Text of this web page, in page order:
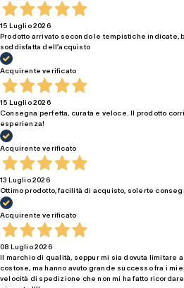
15 Luglio 2026
Prodotto arrivato secondo le tempistiche indicate,
soddisfatta dell’acquisto
Acquirente verificato
15 Luglio 2026
Consegna perfetta, curata e veloce. Il prodotto
esperienza!
Acquirente verificato
13 Luglio 2026
Ottimo prodotto, facilità di acquisto, solerte
Acquirente verificato
08 Luglio 2026
Il marchio di qualità, seppur mi sia dovuta limitare
costose, ma hanno avuto grande successo fra i
velocità di spedizione che non mi ha fatto